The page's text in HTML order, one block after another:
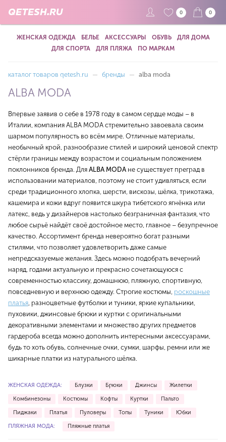
QETESH.RU 0 0
ЖЕНСКАЯ ОДЕЖДА БЕЛЬЕ АКСЕССУАРЫ ОБУВЬ
ДЛЯ ДОМА
ДЛЯ СПОРТА
ДЛЯ ПЛЯЖА ПО МАРКАМ
каталог товаров qetesh.ru — бренды — alba moda
ALBA MODA
Впервые заявив о себе в 1978 году в самом сердце моды – в
Италии, компания ALBA MODA стремительно завоевала своим
шармом популярность во всём мире. Отличные материалы,
необычный крой, разнообразие стилей и широкий ценовой спектр
стёрли границы между возрастом и социальным положением
поклонников бренда. Для ALBA MODA не существует преград в
использовании материалов, поэтому не стоит удивляться, если
среди традиционного хлопка, шерсти, вискозы, шёлка, трикотажа,
кашемира и кожи вдруг появится шкура тибетского ягнёнка или
латекс, ведь у дизайнеров настолько безграничная фантазия, что
любое сырьё найдёт своё достойное место, главное – безупречное
качество. Ассортимент бренда невероятно богат разными
стилями, что позволяет удовлетворить даже самые
непредсказуемые желания. Здесь можно подобрать вечерний
наряд, годами актуальную и прекрасно сочетающуюся с
современностью классику, домашнюю, пляжную, спортивную,
повседневную и верхнюю одежду. Строгие костюмы, роскошные
платья, разноцветные футболки и туники, яркие купальники,
пуховики, джинсовые брюки и куртки с оригинальными
декоративными элементами и множество других предметов
гардероба всегда можно дополнить интересными аксессуарами,
будь то хоть обувь, солнечные очки, сумки, шарфы, ремни или же
шикарные платки из натурального шёлка.
ЖЕНСКАЯ ОДЕЖДА: Блузки Брюки Джинсы Жилетки
Комбинезоны Костюмы Кофты Куртки Пальто
Пиджаки Платья Пуловеры Топы Туники Юбки
ПЛЯЖНАЯ МОДА: Пляжные платья